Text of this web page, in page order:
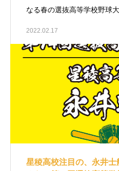
なる春の選抜高等学校野球
2022.02.17
星稜高校注目の、永井